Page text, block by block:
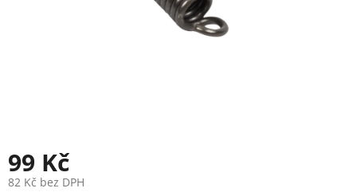
99 Kč
82 Kč bez DPH